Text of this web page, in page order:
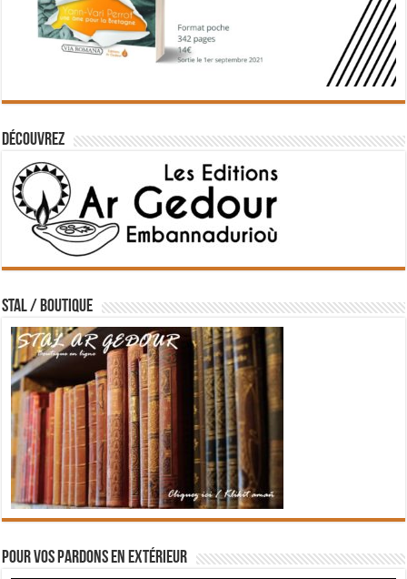
Découvrez
STAL / BOUTIQUE
Pour vos pardons en extérieur